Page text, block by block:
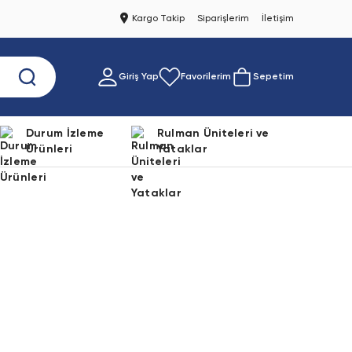
Kargo Takip Siparişlerim İletişim
Giriş Yap Favorilerim Sepetim
Durum İzleme
Ürünleri
Rulman Üniteleri ve
Yataklar